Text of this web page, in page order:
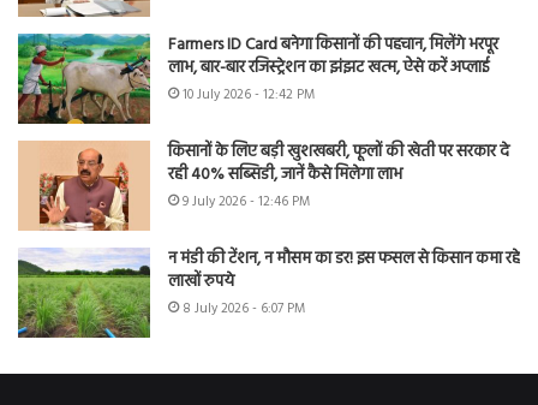
Farmers ID Card बनेगा किसानों की पहचान, मिलेंगे भरपूर
लाभ, बार-बार रजिस्ट्रेशन का झंझट खत्म, ऐसे करें अप्लाई
10 July 2026 - 12:42 PM
किसानों के लिए बड़ी खुशखबरी, फूलों की खेती पर सरकार दे
रही 40% सब्सिडी, जानें कैसे मिलेगा लाभ
9 July 2026 - 12:46 PM
न मंडी की टेंशन, न मौसम का डर! इस फसल से किसान कमा रहे
लाखों रुपये
8 July 2026 - 6:07 PM